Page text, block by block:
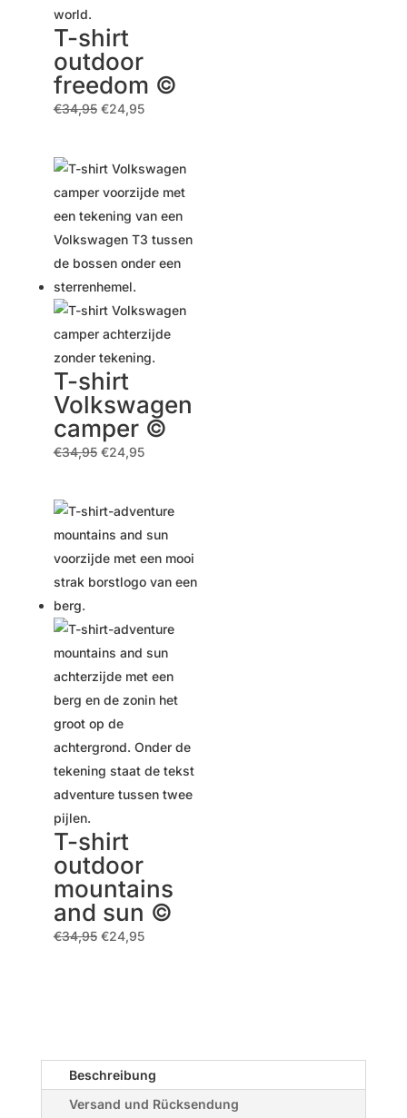
T-shirt
outdoor
freedom ©
€34,95 Ursprünglicher
€34,95
€24,95Aktueller
€24,95.
T-shirt
Volkswagen
camper ©
€34,95 Ursprünglicher
€24,95Aktueller
T-shirt
outdoor
mountains
and sun ©
€34,95 Ursprünglicher
€24,95Aktueller
Beschreibung
Versand und Rücksendung